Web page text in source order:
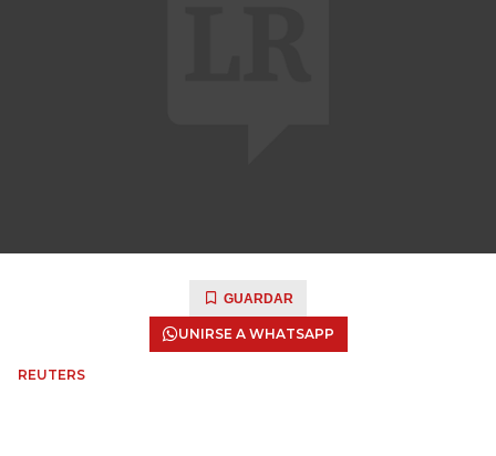
GUARDAR
UNIRSE A WHATSAPP
REUTERS